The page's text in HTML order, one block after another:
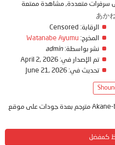
كمفضل
あか
الرقابة:
المخرج: Watanabe Ayumu
نشر بواسطة: admin
تم الإصدار في: April 2, 2026
تحديث في: June 21, 2026
تحميل وشاهدة حلقات انمي Akane-banashi مترجم بعدة جودات على موقع